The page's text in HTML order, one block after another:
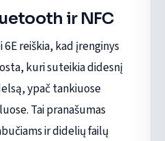
ir NFC
6E reiškia, kad įrenginys
kuri suteikia didesnį
ypač tankiuose
Tai pranašumas
ir didelių failų